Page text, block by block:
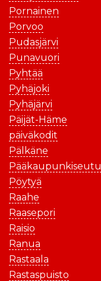
Pornainen
Porvoo
Pudasjärvi
Punavuori
Pyhtää
Pyhäjoki
Pyhäjärvi
Päijät-Häme
päiväkodit
Pälkäne
Pääkaupunkiseutu
Pöytyä
Raahe
Raasepori
Raisio
Ranua
Rastaala
Rastaspuisto